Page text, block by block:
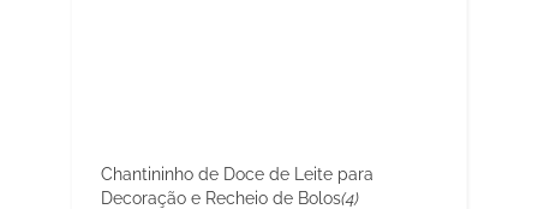
Chantininho de Doce de Leite para
Decoração e Recheio de Bolos(4)